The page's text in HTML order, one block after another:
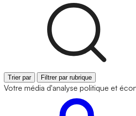
Trier par Filtrer par rubrique
Votre média d'analyse politique et